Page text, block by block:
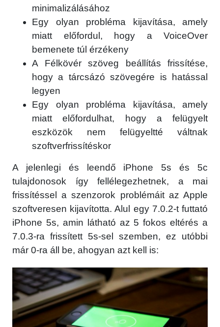
minimalizálásához
Egy olyan probléma kijavítása, amely
miatt előfordul, hogy a VoiceOver
bemenete túl érzékeny
A Félkövér szöveg beállítás frissítése,
hogy a tárcsázó szövegére is hatással
legyen
Egy olyan probléma kijavítása, amely
miatt előfordulhat, hogy a felügyelt
eszközök nem felügyeltté váltnak
szoftverfrissítéskor
A jelenlegi és leendő iPhone 5s és 5c
tulajdonosok így fellélegezhetnek, a mai
frissítéssel a szenzorok problémáit az Apple
szoftveresen kijavította. Alul egy 7.0.2-t futtató
iPhone 5s, amin látható az 5 fokos eltérés a
7.0.3-ra frissített 5s-sel szemben, ez utóbbi
már 0-ra áll be, ahogyan azt kell is: